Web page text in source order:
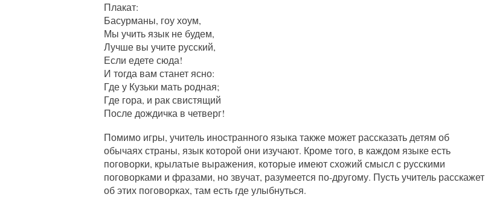
Плакат:
Басурманы, гоу хоум,
Мы учить язык не будем,
Лучше вы учите русский,
Если едете сюда!
И тогда вам станет ясно:
Где у Кузьки мать родная;
Где гора, и рак свистящий
После дождичка в четверг!
Помимо игры, учитель иностранного языка также может рассказать детям об
обычаях страны, язык которой они изучают. Кроме того, в каждом языке есть
поговорки, крылатые выражения, которые имеют схожий смысл с русскими
поговорками и фразами, но звучат, разумеется по-другому. Пусть учитель расскажет
об этих поговорках, там есть где улыбнуться.